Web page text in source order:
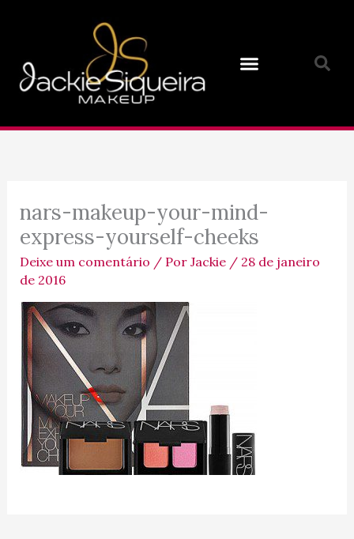
conteúdo
nars-makeup-your-mind-
express-yourself-cheeks
Deixe um comentário / Por Jackie / 28 de janeiro
de 2016